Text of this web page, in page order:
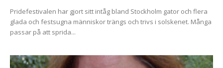
Pridefestivalen har gjort sitt intåg bland Stockholm gator och flera
glada och festsugna människor trängs och trivs i solskenet. Många
passar på att sprida...